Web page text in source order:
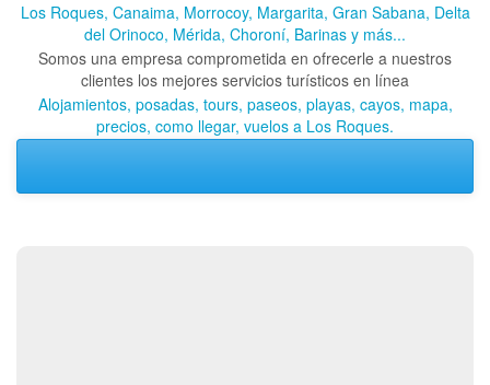
Los Roques, Canaima, Morrocoy, Margarita, Gran Sabana, Delta
del Orinoco, Mérida, Choroní, Barinas y más...
Somos una empresa comprometida en ofrecerle a nuestros
clientes los mejores servicios turísticos en línea
Alojamientos, posadas, tours, paseos, playas, cayos, mapa,
precios, como llegar, vuelos a Los Roques.